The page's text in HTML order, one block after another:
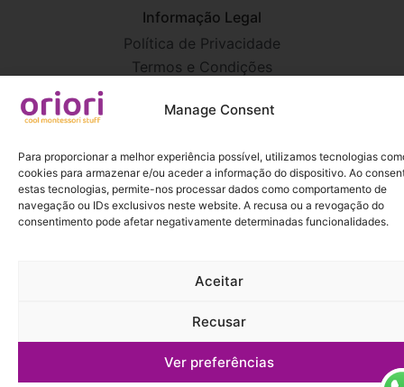
Manage Consent
Para proporcionar a melhor experiência possível, utilizamos tecnologias
cookies para armazenar e/ou aceder a informação do dispositivo. Ao
estas tecnologias, permite-nos processar dados como comportamento de
navegação ou IDs exclusivos neste website. A recusa ou a revogação do
consentimento pode afetar negativamente determinadas funcionalidades.
Aceitar
Recusar
Ver preferências
Informação Legal
Política de Privacidade
Termos e Condições
2026 Todos os direitos reservados para oriori | cool montessori
stuff
Desenvolvido porPURE IMAGINATION